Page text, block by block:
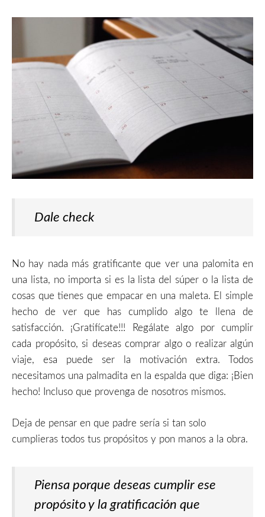
Dale check
No hay nada más gratificante que ver una palomita en
una lista, no importa si es la lista del súper o la lista de
cosas que tienes que empacar en una maleta. El simple
hecho de ver que has cumplido algo te llena de
satisfacción. ¡Gratifícate!!! Regálate algo por cumplir
cada propósito, si deseas comprar algo o realizar algún
viaje, esa puede ser la motivación extra. Todos
necesitamos una palmadita en la espalda que diga: ¡Bien
hecho! Incluso que provenga de nosotros mismos.
Deja de pensar en que padre sería si tan solo
cumplieras todos tus propósitos y pon manos a la obra.
Piensa porque deseas cumplir ese
propósito y la gratificación que